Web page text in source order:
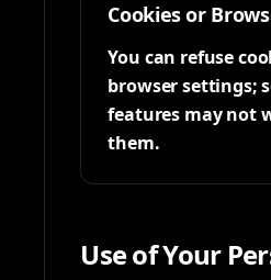
Cookies or
You can refuse
browser settings;
features may not
them.
Use of Your